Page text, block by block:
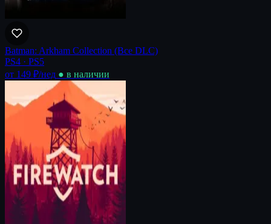
Batman: Arkham Collection (Все DLC)
PS4 · PS5
от 149 ₽/нед ● в наличии